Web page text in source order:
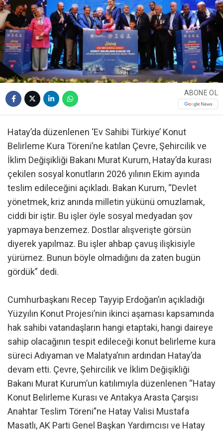
ABONE OL
Hatay’da düzenlenen ‘Ev Sahibi Türkiye’ Konut
Belirleme Kura Töreni’ne katılan Çevre, Şehircilik ve
İklim Değişikliği Bakanı Murat Kurum, Hatay’da kurası
çekilen sosyal konutların 2026 yılının Ekim ayında
teslim edileceğini açıkladı. Bakan Kurum, “Devlet
yönetmek, kriz anında milletin yükünü omuzlamak,
ciddi bir iştir. Bu işler öyle sosyal medyadan şov
yapmaya benzemez. Dostlar alışverişte görsün
diyerek yapılmaz. Bu işler ahbap çavuş ilişkisiyle
yürümez. Bunun böyle olmadığını da zaten bugün
gördük” dedi.
Cumhurbaşkanı Recep Tayyip Erdoğan’ın açıkladığı
Yüzyılın Konut Projesi’nin ikinci aşaması kapsamında
hak sahibi vatandaşların hangi etaptaki, hangi daireye
sahip olacağının tespit edileceği konut belirleme kura
süreci Adıyaman ve Malatya’nın ardından Hatay’da
devam etti. Çevre, Şehircilik ve İklim Değişikliği
Bakanı Murat Kurum’un katılımıyla düzenlenen “Hatay
Konut Belirleme Kurası ve Antakya Arasta Çarşısı
Anahtar Teslim Töreni”ne Hatay Valisi Mustafa
Masatlı, AK Parti Genel Başkan Yardımcısı ve Hatay